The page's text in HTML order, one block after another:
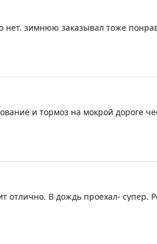
зимнюю заказывал тоже
и тормоз на мокрой дороге
В дождь проехал- супер.